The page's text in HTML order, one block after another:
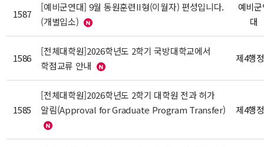
1587
[예비군연대] 9월 동원훈련II형(이월자) 편성입니다.
(개별입소)
예비
대
1586
[전체대학원]2026학년도 2학기 국방대학교에서
학점교류 안내
제4행
1585
[전체대학원]2026학년도 2학기 대학원 전과 허가
알림(Approval for Graduate Program Transfer)
제4행